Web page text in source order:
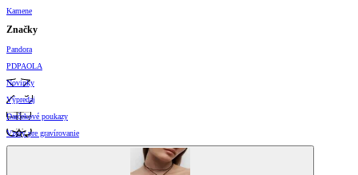
Kamene
Značky
Pandora
PDPAOLA
Novinky
Výpredaj
Darčekové poukazy
Vzory pre gravírovanie